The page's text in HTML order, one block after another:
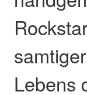
Lebens